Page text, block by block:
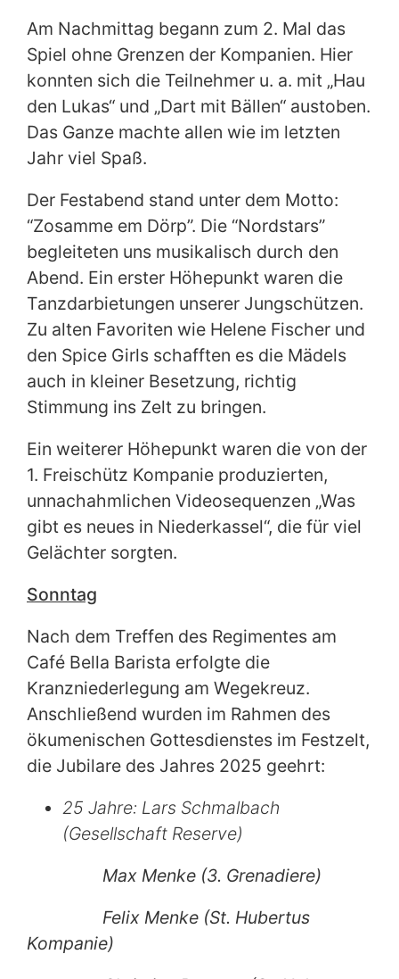
Am Nachmittag begann zum 2. Mal das
Spiel ohne Grenzen der Kompanien. Hier
konnten sich die Teilnehmer u. a. mit „Hau
den Lukas“ und „Dart mit Bällen“ austoben.
Das Ganze machte allen wie im letzten
Jahr viel Spaß.
Der Festabend stand unter dem Motto:
“Zosamme em Dörp”. Die “Nordstars”
begleiteten uns musikalisch durch den
Abend. Ein erster Höhepunkt waren die
Tanzdarbietungen unserer Jungschützen.
Zu alten Favoriten wie Helene Fischer und
den Spice Girls schafften es die Mädels
auch in kleiner Besetzung, richtig
Stimmung ins Zelt zu bringen.
Ein weiterer Höhepunkt waren die von der
1. Freischütz Kompanie produzierten,
unnachahmlichen Videosequenzen „Was
gibt es neues in Niederkassel“, die für viel
Gelächter sorgten.
Sonntag
Nach dem Treffen des Regimentes am
Café Bella Barista erfolgte die
Kranzniederlegung am Wegekreuz.
Anschließend wurden im Rahmen des
ökumenischen Gottesdienstes im Festzelt,
die Jubilare des Jahres 2025 geehrt:
25 Jahre: Lars Schmalbach
(Gesellschaft Reserve)
Max Menke (3. Grenadiere)
Felix Menke (St. Hubertus
Kompanie)